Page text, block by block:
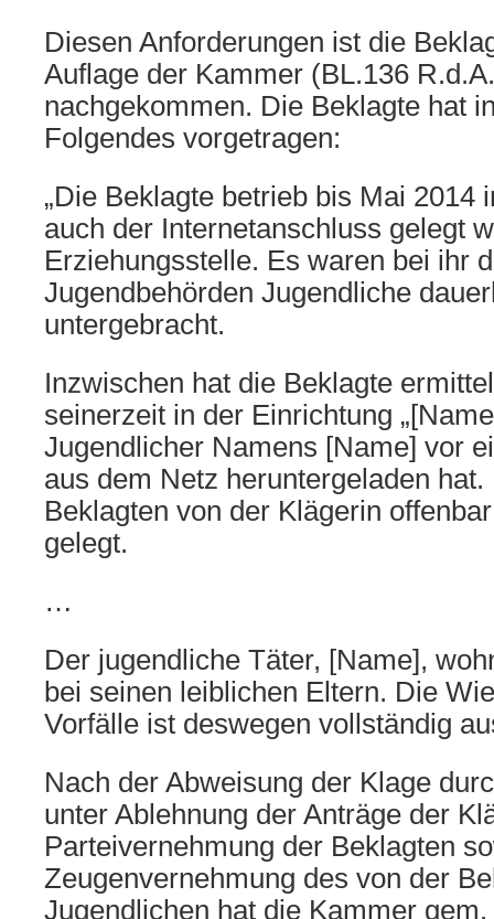
Diesen Anforderungen ist die
Auflage der Kammer (BL.136
nachgekommen. Die Beklagte hat
Folgendes vorgetragen:
„Die Beklagte betrieb bis Mai 2014
auch der Internetanschluss gelegt
Erziehungsstelle. Es waren bei ihr
Jugendbehörden Jugendliche
untergebracht.
Inzwischen hat die Beklagte
seinerzeit in der Einrichtung
Jugendlicher Namens [Name] vor
aus dem Netz heruntergeladen
Beklagten von der Klägerin
gelegt.
…
Der jugendliche Täter, [Name],
bei seinen leiblichen Eltern. Die
Vorfälle ist deswegen vollständig
Nach der Abweisung der Klage
unter Ablehnung der Anträge der
Parteivernehmung der Beklagten
Zeugenvernehmung des von der
Jugendlichen hat die Kammer gem.